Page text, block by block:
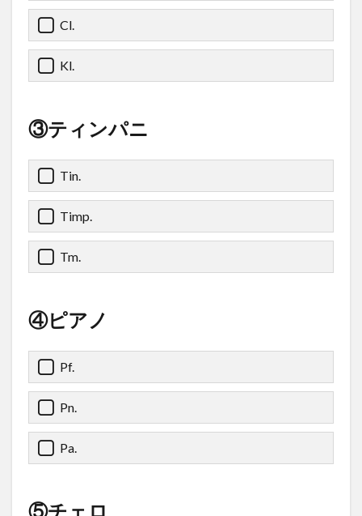
Cl.
Kl.
③ティンパニ
Tin.
Timp.
Tm.
④ピアノ
Pf.
Pn.
Pa.
⑤チェロ